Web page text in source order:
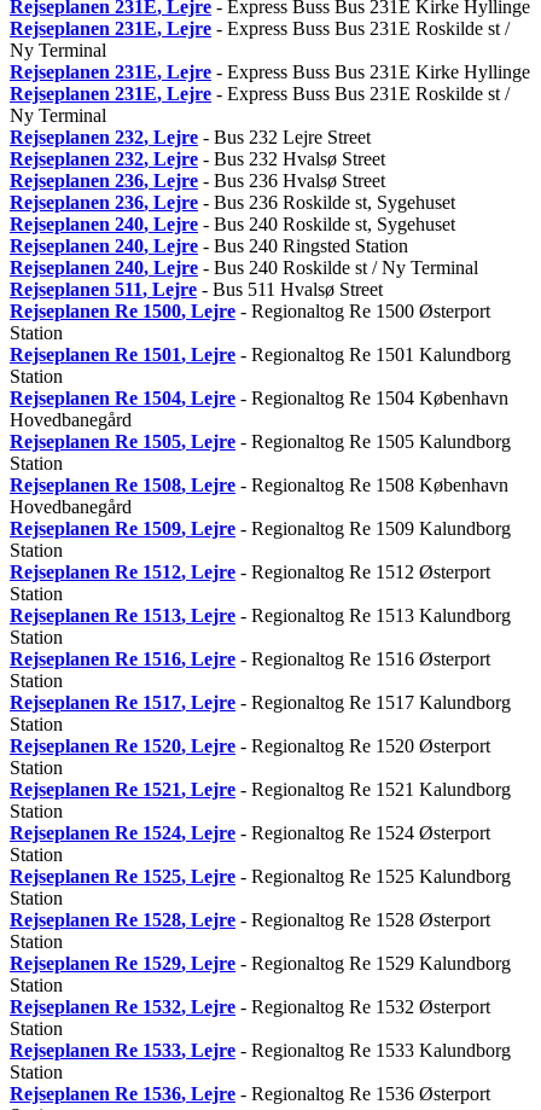
Rejseplanen 231E, Lejre - Express Buss Bus 231E Kirke Hyllinge
Rejseplanen 231E, Lejre - Express Buss Bus 231E Roskilde st /
Ny Terminal
Rejseplanen 231E, Lejre - Express Buss Bus 231E Kirke Hyllinge
Rejseplanen 231E, Lejre - Express Buss Bus 231E Roskilde st /
Ny Terminal
Rejseplanen 232, Lejre - Bus 232 Lejre Street
Rejseplanen 232, Lejre - Bus 232 Hvalsø Street
Rejseplanen 236, Lejre - Bus 236 Hvalsø Street
Rejseplanen 236, Lejre - Bus 236 Roskilde st, Sygehuset
Rejseplanen 240, Lejre - Bus 240 Roskilde st, Sygehuset
Rejseplanen 240, Lejre - Bus 240 Ringsted Station
Rejseplanen 240, Lejre - Bus 240 Roskilde st / Ny Terminal
Rejseplanen 511, Lejre - Bus 511 Hvalsø Street
Rejseplanen Re 1500, Lejre - Regionaltog Re 1500 Østerport
Station
Rejseplanen Re 1501, Lejre - Regionaltog Re 1501 Kalundborg
Station
Rejseplanen Re 1504, Lejre - Regionaltog Re 1504 København
Hovedbanegård
Rejseplanen Re 1505, Lejre - Regionaltog Re 1505 Kalundborg
Station
Rejseplanen Re 1508, Lejre - Regionaltog Re 1508 København
Hovedbanegård
Rejseplanen Re 1509, Lejre - Regionaltog Re 1509 Kalundborg
Station
Rejseplanen Re 1512, Lejre - Regionaltog Re 1512 Østerport
Station
Rejseplanen Re 1513, Lejre - Regionaltog Re 1513 Kalundborg
Station
Rejseplanen Re 1516, Lejre - Regionaltog Re 1516 Østerport
Station
Rejseplanen Re 1517, Lejre - Regionaltog Re 1517 Kalundborg
Station
Rejseplanen Re 1520, Lejre - Regionaltog Re 1520 Østerport
Station
Rejseplanen Re 1521, Lejre - Regionaltog Re 1521 Kalundborg
Station
Rejseplanen Re 1524, Lejre - Regionaltog Re 1524 Østerport
Station
Rejseplanen Re 1525, Lejre - Regionaltog Re 1525 Kalundborg
Station
Rejseplanen Re 1528, Lejre - Regionaltog Re 1528 Østerport
Station
Rejseplanen Re 1529, Lejre - Regionaltog Re 1529 Kalundborg
Station
Rejseplanen Re 1532, Lejre - Regionaltog Re 1532 Østerport
Station
Rejseplanen Re 1533, Lejre - Regionaltog Re 1533 Kalundborg
Station
Rejseplanen Re 1536, Lejre - Regionaltog Re 1536 Østerport